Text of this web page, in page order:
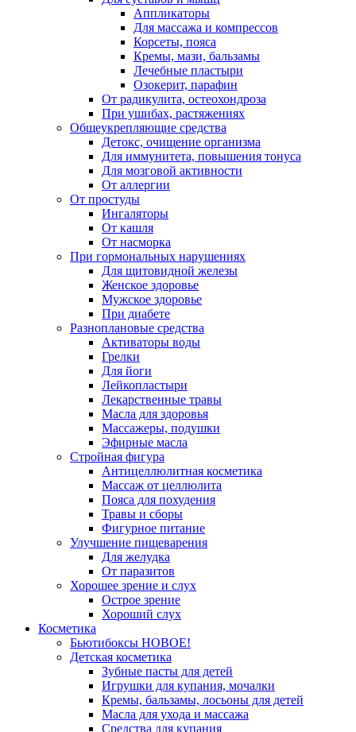
Аппликаторы
Для массажа и компрессов
Корсеты, пояса
Кремы, мази, бальзамы
Лечебные пластыри
Озокерит, парафин
От радикулита, остеохондроза
При ушибах, растяжениях
Общеукрепляющие средства
Детокс, очищение организма
Для иммунитета, повышения тонуса
Для мозговой активности
От аллергии
От простуды
Ингаляторы
От кашля
От насморка
При гормональных нарушениях
Для щитовидной железы
Женское здоровье
Мужское здоровье
При диабете
Разноплановые средства
Активаторы воды
Грелки
Для йоги
Лейкопластыри
Лекарственные травы
Масла для здоровья
Массажеры, подушки
Эфирные масла
Стройная фигура
Антицеллюлитная косметика
Массаж от целлюлита
Пояса для похудения
Травы и сборы
Фигурное питание
Улучшение пищеварения
Для желудка
От паразитов
Хорошее зрение и слух
Острое зрение
Хороший слух
Косметика
Бьютибоксы НОВОЕ!
Детская косметика
Зубные пасты для детей
Игрушки для купания, мочалки
Кремы, бальзамы, лосьоны для детей
Масла для ухода и массажа
Средства для купания